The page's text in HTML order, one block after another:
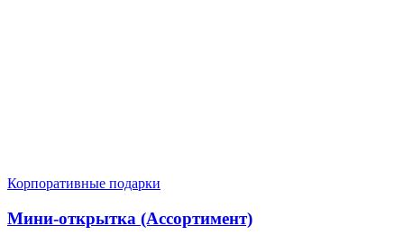
Корпоративные подарки
Мини-открытка (Ассортимент)